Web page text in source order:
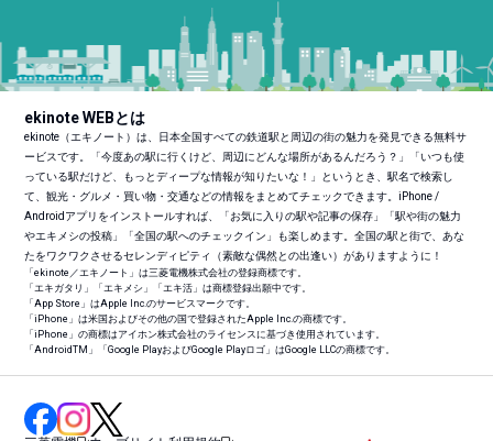
ekinote WEBとは
ekinote（エキノート）は、日本全国すべての鉄道駅と周辺の街の魅力を発見できる無料サ
ービスです。「今度あの駅に行くけど、周辺にどんな場所があるんだろう？」「いつも使
っている駅だけど、もっとディープな情報が知りたいな！」というとき、駅名で検索し
て、観光・グルメ・買い物・交通などの情報をまとめてチェックできます。iPhone /
Androidアプリをインストールすれば、「お気に入りの駅や記事の保存」「駅や街の魅力
やエキメシの投稿」「全国の駅へのチェックイン」も楽しめます。全国の駅と街で、あな
たをワクワクさせるセレンディピティ（素敵な偶然との出逢い）がありますように！
「ekinote／エキノート」は三菱電機株式会社の登録商標です。
「エキガタリ」「エキメシ」「エキ活」は商標登録出願中です。
「App Store」はApple Inc.のサービスマークです。
「iPhone」は米国およびその他の国で登録されたApple Inc.の商標です。
「iPhone」の商標はアイホン株式会社のライセンスに基づき使用されています。
「AndroidTM 」「Google PlayおよびGoogle Playロゴ」はGoogle LLCの商標です。